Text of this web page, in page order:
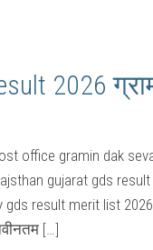
2026
office gramin dak
gujarat gds
result merit list
[…]